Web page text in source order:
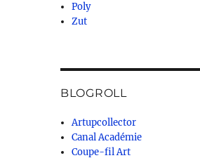
Poly
Zut
BLOGROLL
Artupcollector
Canal Académie
Coupe-fil Art